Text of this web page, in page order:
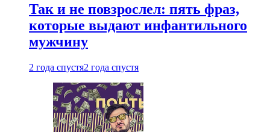
Так и не повзрослел: пять фраз,
которые выдают инфантильного
мужчину
2 года спустя2 года спустя